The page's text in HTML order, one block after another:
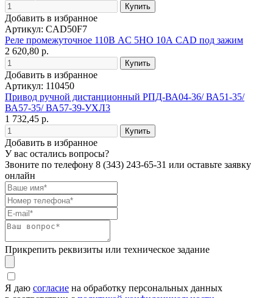
Добавить в избранное
Артикул: CAD50F7
Реле промежуточное 110В AC 5НО 10А CAD под зажим
2 620,80 р.
Добавить в избранное
Артикул: 110450
Привод ручной дистанционный РПД-ВА04-36/ ВА51-35/
ВА57-35/ ВА57-39-УХЛ3
1 732,45 р.
Добавить в избранное
У вас остались вопросы?
Звоните по телефону 8 (343) 243-65-31 или оставьте заявку
онлайн
Прикрепить реквизиты или техническое задание
Я даю согласие на обработку персональных данных